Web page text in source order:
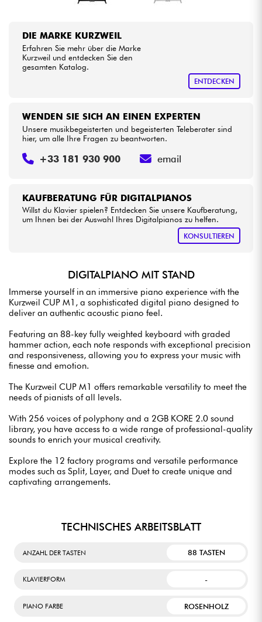
DIE MARKE KURZWEIL
Erfahren Sie mehr über die Marke
Kurzweil und entdecken Sie den
gesamten Katalog.
ENTDECKEN
KAUFBERATUNG FÜR DIGITALPIANOS
Willst du Klavier spielen? Entdecken Sie unsere Kaufberatung,
um Ihnen bei der Auswahl Ihres Digitalpianos zu helfen.
KONSULTIEREN
WENDEN SIE SICH AN EINEN EXPERTEN
Unsere musikbegeisterten und begeisterten Teleberater sind
hier, um alle Ihre Fragen zu beantworten.
+33 181 930 900 email
DIGITALPIANO MIT STAND
Immerse yourself in an immersive piano experience with the
Kurzweil CUP M1, a sophisticated digital piano designed to
deliver an authentic acoustic piano feel.
Featuring an 88-key fully weighted keyboard with graded
hammer action, each note responds with exceptional precision
and responsiveness, allowing you to express your music with
finesse and emotion.
The Kurzweil CUP M1 offers remarkable versatility to meet the
needs of pianists of all levels.
With 256 voices of polyphony and a 2GB KORE 2.0 sound
library, you have access to a wide range of professional-quality
sounds to enrich your musical creativity.
Explore the 12 factory programs and versatile performance
modes such as Split, Layer, and Duet to create unique and
captivating arrangements.
TECHNISCHES ARBEITSBLATT
ANZAHL DER TASTEN 88 TASTEN
KLAVIERFORM -
PIANO FARBE ROSENHOLZ